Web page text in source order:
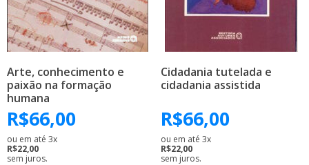
Arte, conhecimento e
paixão na formação
humana
R$66,00
ou em até 3x
R$22,00
sem juros.
Cidadania tutelada e
cidadania assistida
R$66,00
ou em até 3x
R$22,00
sem juros.